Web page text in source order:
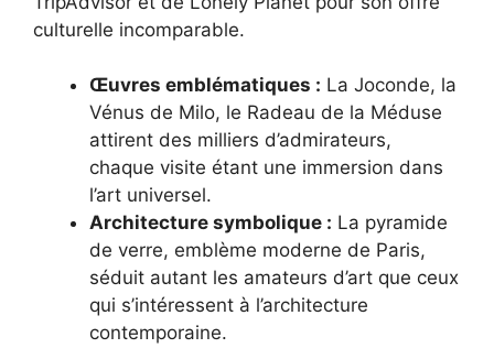
culturelle incomparable.
Œuvres emblématiques : La Joconde, la
Vénus de Milo, le Radeau de la Méduse
attirent des milliers d’admirateurs,
chaque visite étant une immersion dans
l’art universel.
Architecture symbolique : La pyramide
de verre, emblème moderne de Paris,
séduit autant les amateurs d’art que ceux
qui s’intéressent à l’architecture
contemporaine.